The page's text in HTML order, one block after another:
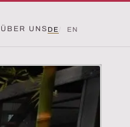
ÜBER UNS DE EN